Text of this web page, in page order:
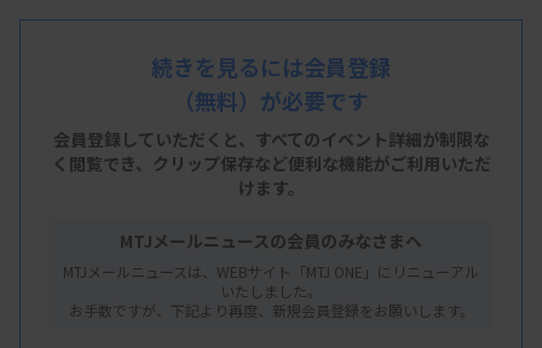
現地開催 +LIVE配信
兵庫県臨床検査技師会 研修センター
主 催
続きを見るには会員登録
（無料）が必要です
会員登録していただくと、すべてのイベント詳細が制限な
く閲覧でき、 クリップ保存など便利な機能がご利用いただ
けます。
MTJメールニュースの会員のみなさまへ
MTJメールニュースは、WEBサイト「MTJ ONE」にリニューアル
いたしました。
お手数ですが、下記より再度、新規会員登録をお願いします。